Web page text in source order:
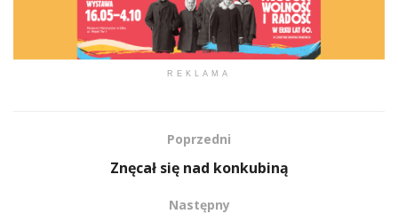
REKLAMA
Poprzedni
Znęcał się nad konkubiną
Następny